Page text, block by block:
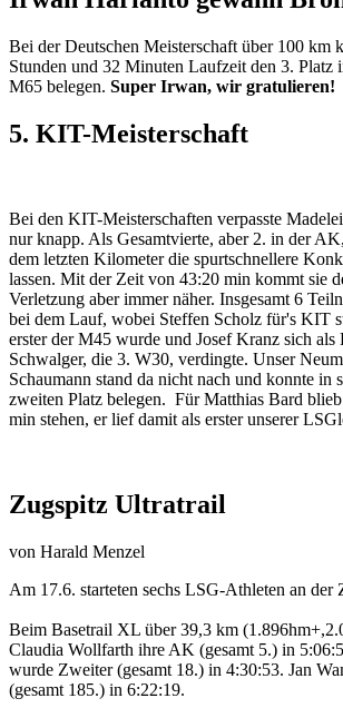
Bei der Deutschen Meisterschaft über 100 km
Stunden und 32 Minuten Laufzeit den 3. Platz
M65 belegen. Super Irwan, wir gratulieren!
5. KIT-Meisterschaft
Bei den KIT-Meisterschaften verpasste
nur knapp. Als Gesamtvierte, aber 2. in der
dem letzten Kilometer die spurtschnellere
lassen. Mit der Zeit von 43:20 min kommt sie
Verletzung aber immer näher. Insgesamt 6
bei dem Lauf, wobei Steffen Scholz für's KIT
erster der M45 wurde und Josef Kranz sich als
Schwalger, die 3. W30, verdingte. Unser
Schaumann stand da nicht nach und konnte in
zweiten Platz belegen. Für Matthias Bard
min stehen, er lief damit als erster unserer
Zugspitz Ultratrail
von Harald Menzel
Am 17.6. starteten sechs LSG-Athleten an der
Beim Basetrail XL über 39,3 km
Claudia Wollfarth ihre AK (gesamt 5.) in
wurde Zweiter (gesamt 18.) in 4:30:53. Jan
(gesamt 185.) in 6:22:19.